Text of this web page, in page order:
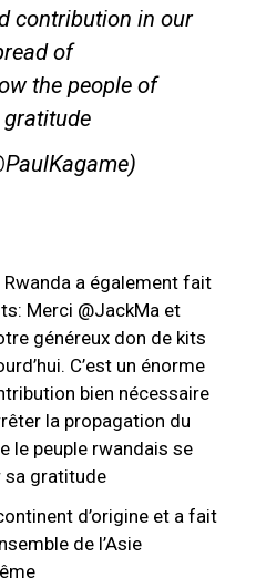
contribution in our
of
the people of
Rwanda a également fait
Merci @JackMa et
généreux don de kits
C’est un énorme
bien nécessaire
la propagation du
le peuple rwandais se
sa gratitude
d’origine et a fait
de l’Asie